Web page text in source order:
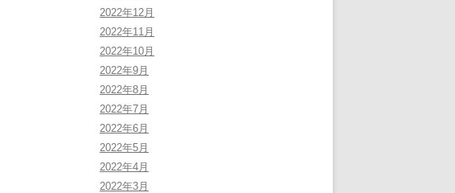
2022年12月
2022年11月
2022年10月
2022年9月
2022年8月
2022年7月
2022年6月
2022年5月
2022年4月
2022年3月